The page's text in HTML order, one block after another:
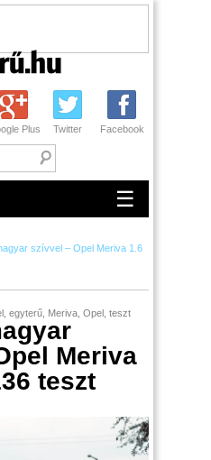
Plus Twitter Facebook
☰
szívvel – Opel Meriva 1.6
egyterű Meriva Opel teszt
Meriva
teszt